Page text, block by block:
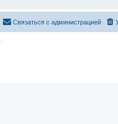
Связаться с администрацией